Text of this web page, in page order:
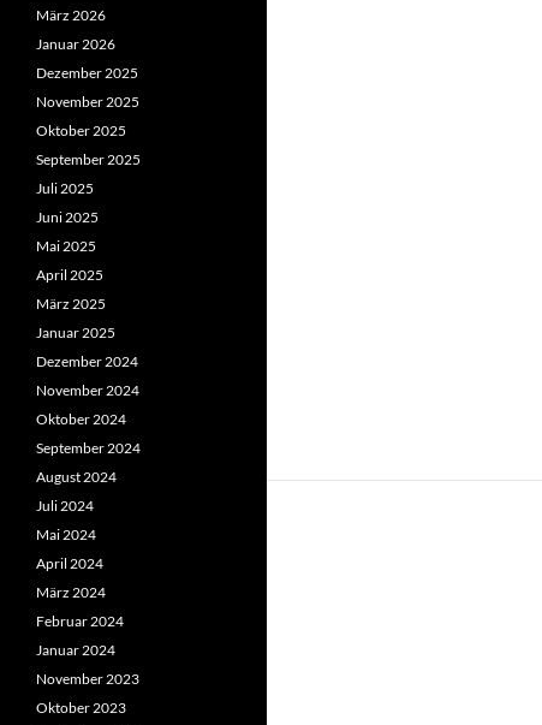
März 2026
Januar 2026
Dezember 2025
November 2025
Oktober 2025
September 2025
Juli 2025
Juni 2025
Mai 2025
April 2025
März 2025
Januar 2025
Dezember 2024
November 2024
Oktober 2024
September 2024
August 2024
Juli 2024
Mai 2024
April 2024
März 2024
Februar 2024
Januar 2024
November 2023
Oktober 2023